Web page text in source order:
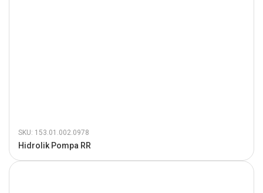
SKU: 153.01.002.0978
Hidrolik Pompa RR